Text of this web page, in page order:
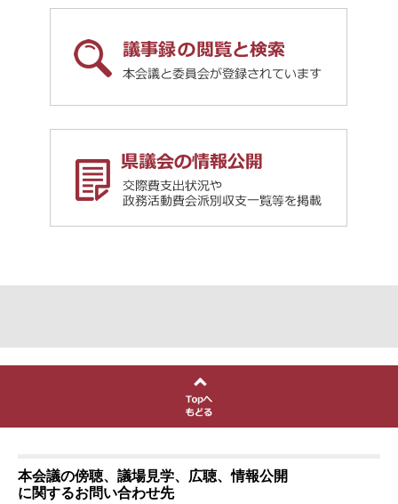
本会議の傍聴、議場見学、広聴、情報公開
に関するお問い合わせ先